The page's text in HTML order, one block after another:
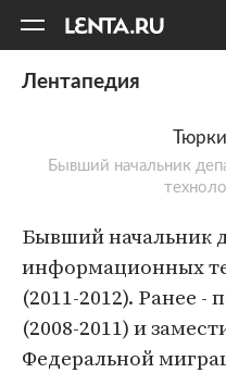
Лентапедия
Бывший начальник
Бывший начальник
информационных
(2011-2012). Ранее -
(2008-2011) и
Федеральной